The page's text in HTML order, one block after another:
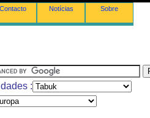
Contacto Notícias Sobre
: